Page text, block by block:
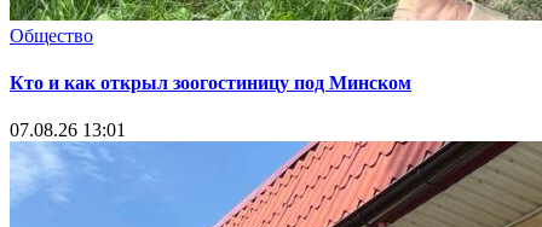
Общество
Кто и как открыл зоогостиницу под Минском
07.08.26 13:01